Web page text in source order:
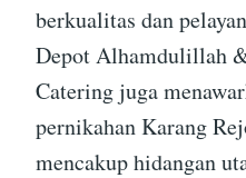
berkualitas dan
Depot Alhamdulillah
Catering juga
pernikahan Karang
mencakup hidangan